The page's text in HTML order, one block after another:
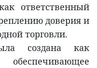
ответственный
доверия и
торговли.
создана как